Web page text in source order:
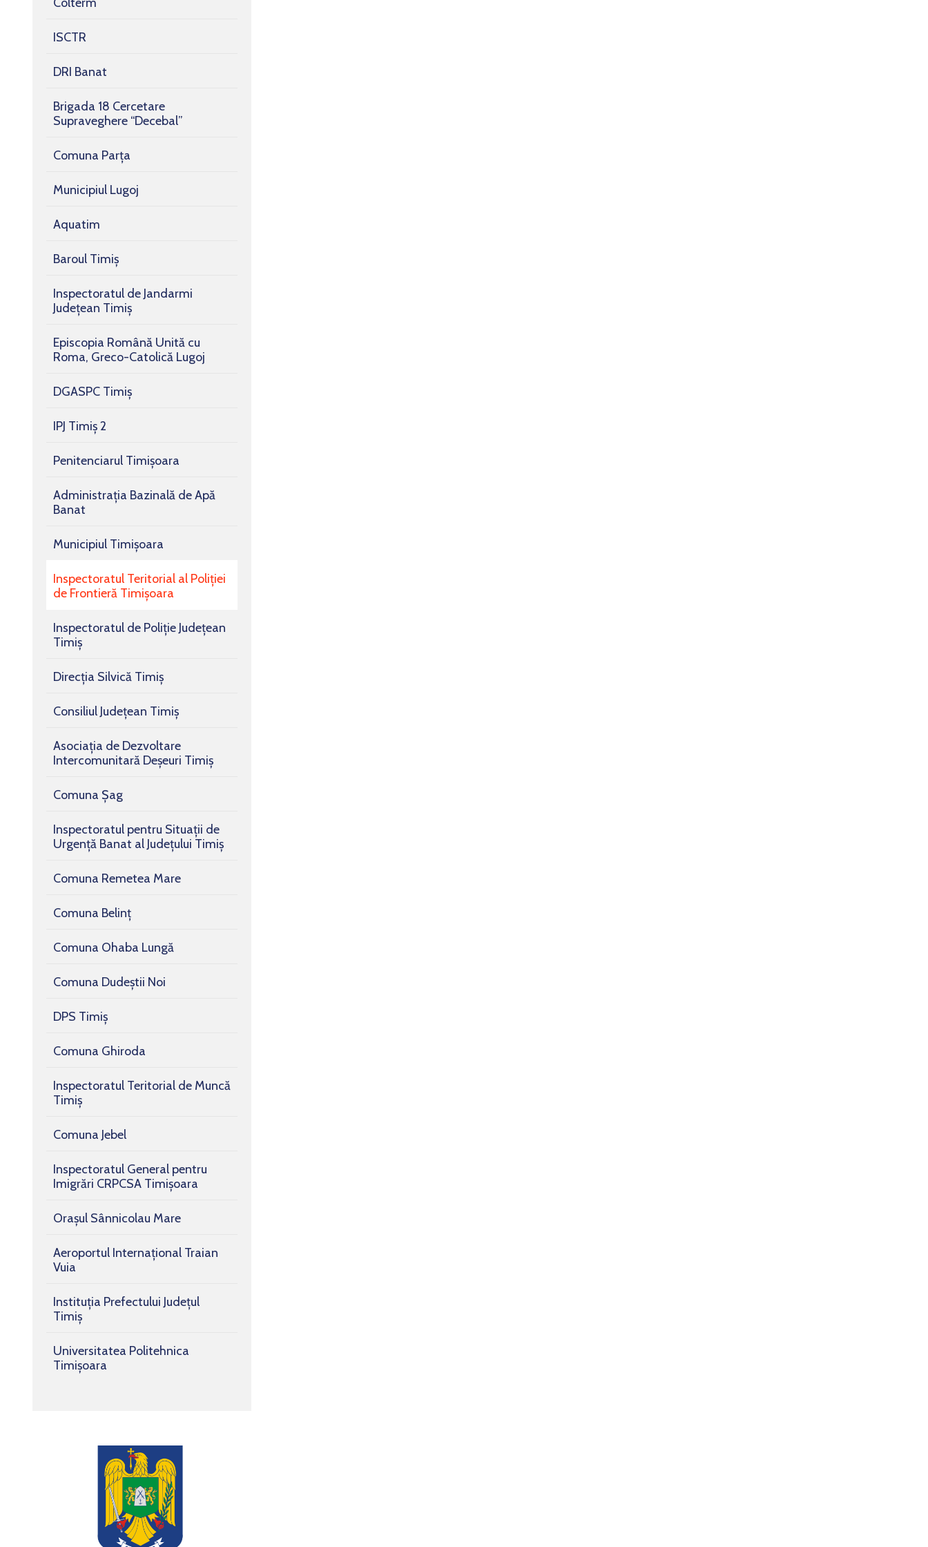
ISCTR
DRI Banat
Brigada 18 Cercetare
Supraveghere “Decebal”
Comuna Parța
Municipiul Lugoj
Aquatim
Baroul Timiș
Inspectoratul de Jandarmi
Județean Timiș
Episcopia Română Unită cu
Roma, Greco-Catolică Lugoj
DGASPC Timiș
IPJ Timiș 2
Penitenciarul Timișoara
Administrația Bazinală de Apă
Banat
Municipiul Timișoara
Inspectoratul Teritorial al Poliției
de Frontieră Timișoara
Inspectoratul de Poliţie Judeţean
Timiş
Direcția Silvică Timiș
Consiliul Județean Timiș
Asociaţia de Dezvoltare
Intercomunitară Deşeuri Timiş
Comuna Șag
Inspectoratul pentru Situații de
Urgență Banat al Județului Timiș
Comuna Remetea Mare
Comuna Belinț
Comuna Ohaba Lungă
Comuna Dudeștii Noi
DPS Timiș
Comuna Ghiroda
Inspectoratul Teritorial de Muncă
Timiș
Comuna Jebel
Inspectoratul General pentru
Imigrări CRPCSA Timișoara
Orașul Sânnicolau Mare
Aeroportul Internațional Traian
Vuia
Instituția Prefectului Județul
Timiș
Universitatea Politehnica
Timișoara